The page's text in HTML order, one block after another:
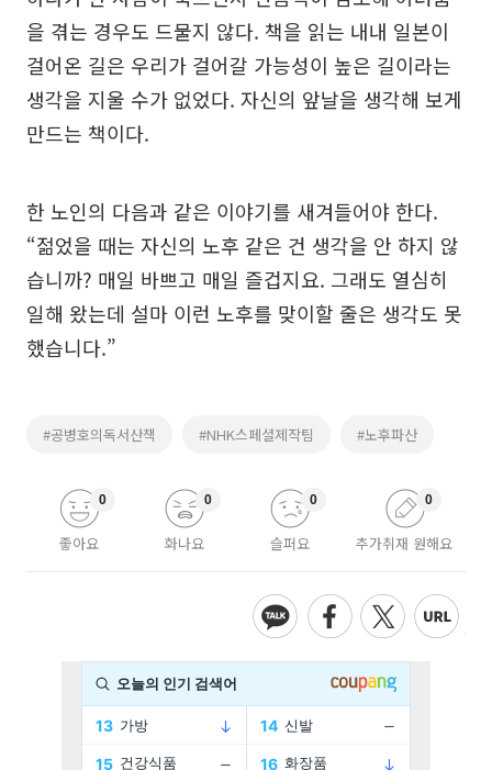
을 겪는 경우도 드물지 않다. 책을 읽는 내내 일본이
걸어온 길은 우리가 걸어갈 가능성이 높은 길이라는
생각을 지울 수가 없었다. 자신의 앞날을 생각해 보게
만드는 책이다.
한 노인의 다음과 같은 이야기를 새겨들어야 한다.
“젊었을 때는 자신의 노후 같은 건 생각을 안 하지 않
습니까? 매일 바쁘고 매일 즐겁지요. 그래도 열심히
일해 왔는데 설마 이런 노후를 맞이할 줄은 생각도 못
했습니다.”
#공병호의독서산책 #NHK스페셜제작팀 #노후파산
좋아요
0
화나요
0
슬퍼요
0
추가취재 원해요
0